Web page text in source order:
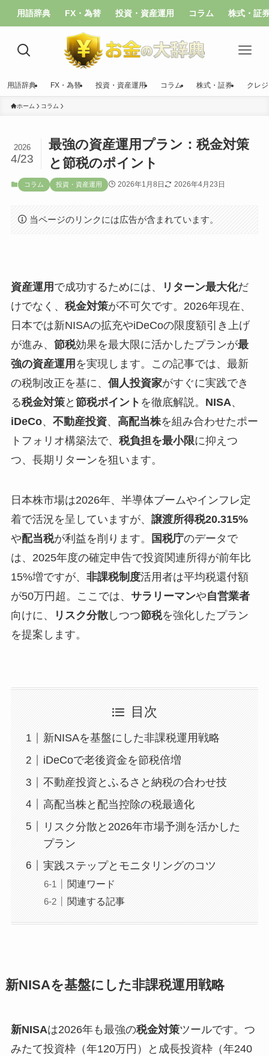
用語辞典 FX・為替 投資・資産運用 コラム 株式・証
用語辞典 FX・為替 投資・資産運用 コラム 株式・証券 クレ
ホーム コラム
最強の資産運用プラン：税金対策
と節税のポイント
2026
4/23
コラム 投資・資産運用 2026年1月8日 2026年4月23日
当ページのリンクには広告が含まれています。
資産運用 で成功するためには、 リターン最大化だ
けでなく、 税金対策が不可欠です。2026年現在、
日本では新NISAの拡充やiDeCoの限度額引き上げ
が進み、 節税効果を最大限に活かしたプランが最
強の資産運用 を実現します。この記事では、最新
の税制改正を基に、 個人投資家がすぐに実践でき
る税金対策と 節税ポイント を徹底解説。 NISA、
iDeCo、 不動産投資、 高配当株を組み合わせたポー
トフォリオ構築法で、 税負担を最小限に抑えつ
つ、長期リターンを狙います。
日本株市場は2026年、半導体ブームやインフレ定
着で活況を呈していますが、 譲渡所得税20.315%
や配当税が利益を削ります。 国税庁のデータで
は、2025年度の確定申告で投資関連所得が前年比
15%増ですが、 非課税制度活用者は平均税還付額
が50万円超。ここでは、 サラリーマンや自営業者
向けに、
リスク分散しつつ節税を強化したプラン
を提案します。
目次
新NISAを基盤にした非課税運用戦略
iDeCoで老後資金を節税倍増
不動産投資とふるさと納税の合わせ技
高配当株と配当控除の税最適化
リスク分散と2026年市場予測を活かした
プラン
実践ステップとモニタリングのコツ
関連ワード
関連する記事
新NISAを基盤にした非課税運用戦略
新NISAは2026年も最強の税金対策ツールです。つ
みたて投資枠（年120万円）と成長投資枠（年240